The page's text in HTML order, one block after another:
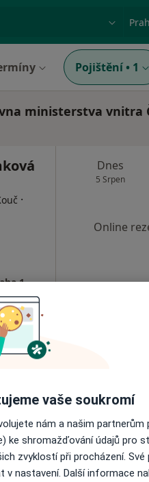
nemoc nebo příjmení
Pojištění • 1
ministerstva vnitra
·
1
Dnes
5 Srpen
Online
·
5 Srpen
Online
vaše soukromí
nám a našim
ke shromažďování údajů pro
zvyklostí při procházení.
v nastavení. Další informace